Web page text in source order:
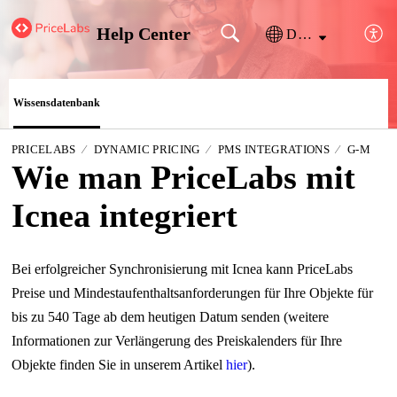
Help Center Deutsch
Wissensdatenbank
PRICELABS DYNAMIC PRICING PMS INTEGRATIONS G-M
Wie man PriceLabs mit
Icnea integriert
Bei erfolgreicher Synchronisierung mit Icnea kann PriceLabs
Preise und Mindestaufenthaltsanforderungen für Ihre Objekte für
bis zu 540 Tage ab dem heutigen Datum senden (weitere
Informationen zur Verlängerung des Preiskalenders für Ihre
Objekte finden Sie in unserem Artikel hier).